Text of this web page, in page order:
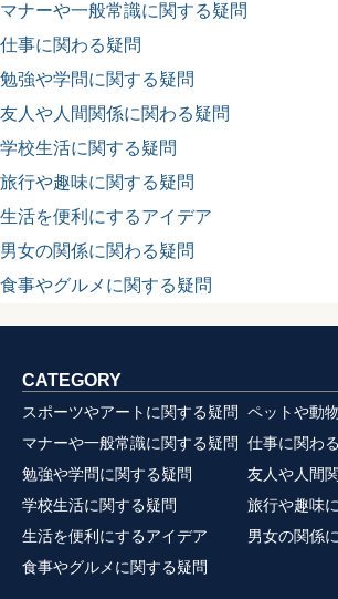
マナーや一般常識に関する疑問
仕事に関わる疑問
勉強や学問に関する疑問
友人や人間関係に関わる疑問
学校生活に関する疑問
旅行や趣味に関する疑問
生活を便利にするアイデア
男女の関係に関わる疑問
食事やグルメに関する疑問
CATEGORY
スポーツやアートに関する疑問
ペットや動
マナーや一般常識に関する疑問
仕事に関わ
勉強や学問に関する疑問
友人や人間
学校生活に関する疑問
旅行や趣味
生活を便利にするアイデア
男女の関係
食事やグルメに関する疑問